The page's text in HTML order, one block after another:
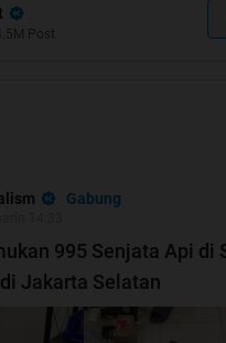
Post
Gabung
995 Senjata Api di
Jakarta Selatan